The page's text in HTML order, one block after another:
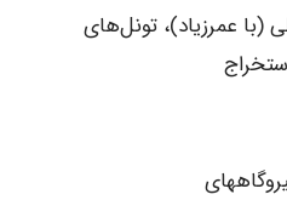
عمرزیاد)، تونل‌های